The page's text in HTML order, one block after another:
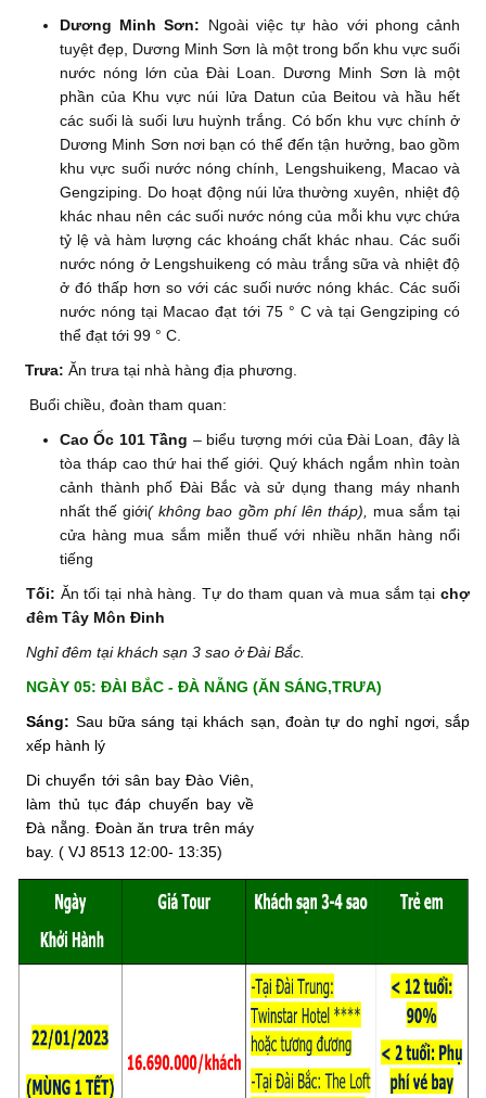
Dương Minh Sơn: Ngoài việc tự hào với phong cảnh
tuyệt đẹp, Dương Minh Sơn là một trong bốn khu vực suối
nước nóng lớn của Đài Loan. Dương Minh Sơn là một
phần của Khu vực núi lửa Datun của Beitou và hầu hết
các suối là suối lưu huỳnh trắng. Có bốn khu vực chính ở
Dương Minh Sơn nơi bạn có thể đến tận hưởng, bao gồm
khu vực suối nước nóng chính, Lengshuikeng, Macao và
Gengziping. Do hoạt động núi lửa thường xuyên, nhiệt độ
khác nhau nên các suối nước nóng của mỗi khu vực chứa
tỷ lệ và hàm lượng các khoáng chất khác nhau. Các suối
nước nóng ở Lengshuikeng có màu trắng sữa và nhiệt độ
ở đó thấp hơn so với các suối nước nóng khác. Các suối
nước nóng tại Macao đạt tới 75 ° C và tại Gengziping có
thể đạt tới 99 ° C.
Trưa: Ăn trưa tại nhà hàng địa phương.
Buổi chiều, đoàn tham quan:
Cao Ốc 101 Tầng – biểu tượng mới của Đài Loan, đây là
tòa tháp cao thứ hai thế giới. Quý khách ngắm nhìn toàn
cảnh thành phố Đài Bắc và sử dụng thang máy nhanh
nhất thế giới( không bao gồm phí lên tháp), mua sắm tại
cửa hàng mua sắm miễn thuế với nhiều nhãn hàng nổi
tiếng
Tối: Ăn tối tại nhà hàng. Tự do tham quan và mua sắm tạichợ
đêm Tây Môn Đinh
Nghỉ đêm tại khách sạn 3 sao ở Đài Bắc.
NGÀY 05: ĐÀI BẮC - ĐÀ NẴNG (ĂN SÁNG,TRƯA)
Sáng: Sau bữa sáng tại khách sạn, đoàn tự do nghỉ ngơi, sắp
xếp hành lý
Di chuyển tới sân bay Đào Viên,
làm thủ tục đáp chuyến bay về
Đà nẵng. Đoàn ăn trưa trên máy
bay. ( VJ 8513 12:00- 13:35)